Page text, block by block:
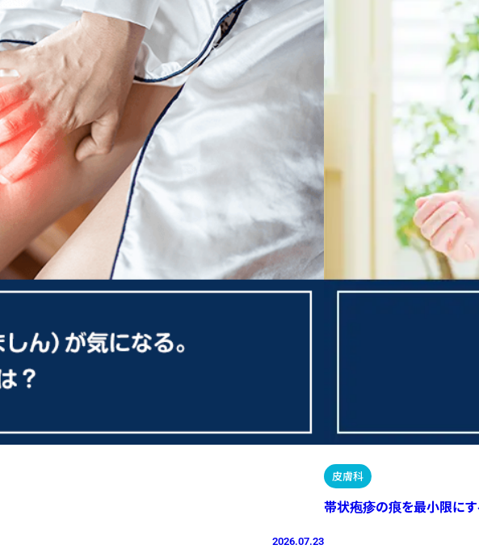
2026.07.23
皮膚科
帯状疱疹の痕を最小限にす